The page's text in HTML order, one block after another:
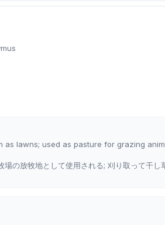
lawns; used as pasture for grazing
の放牧地として使用される; 刈り取って干し